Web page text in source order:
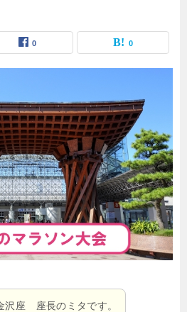
0 0
沢座 座長のミタです。